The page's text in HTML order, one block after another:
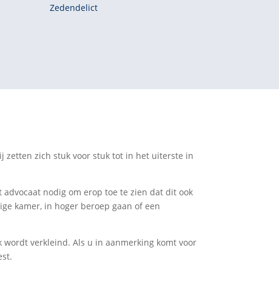
Zedendelict
zetten zich stuk voor stuk tot in het uiterste in
nodig om erop toe te zien dat dit ook
kamer, in hoger beroep gaan of een
verkleind. Als u in aanmerking komt voor